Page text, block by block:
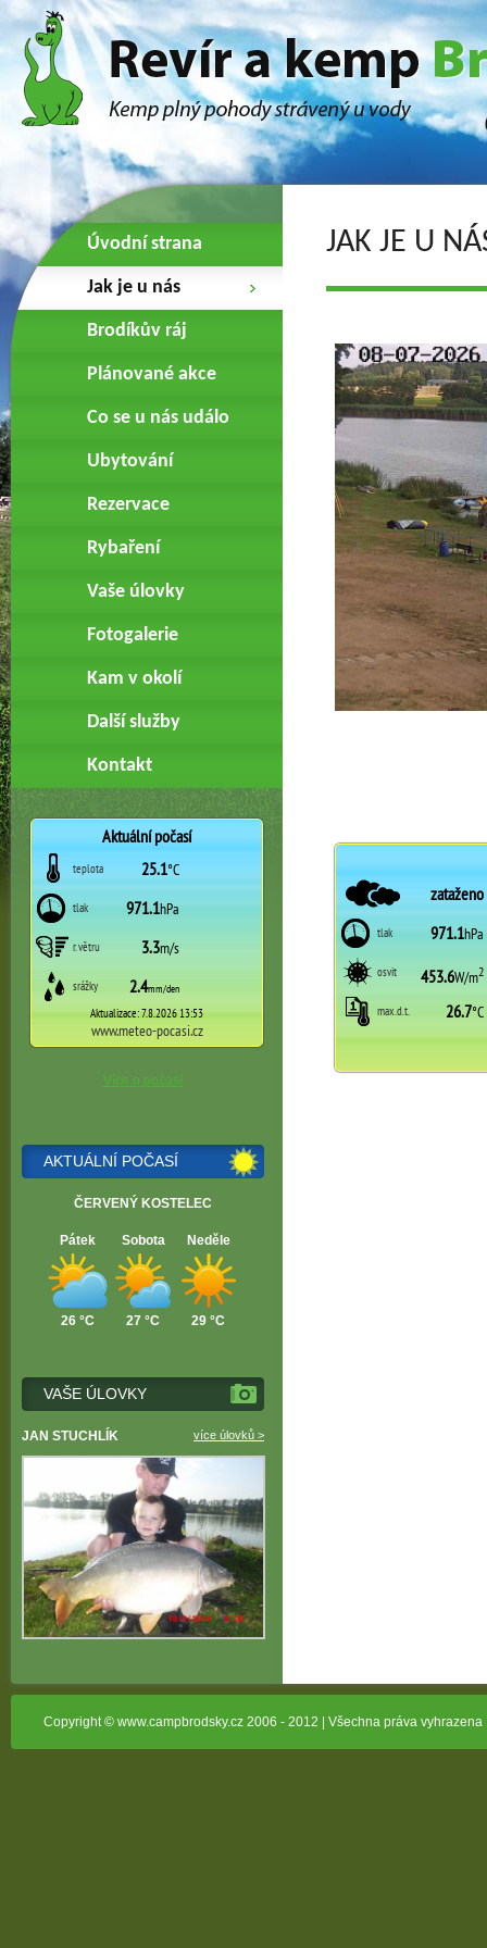
Úvodní strana
Jak je u nás
Brodíkův ráj
Plánované akce
Co se u nás událo
Ubytování
Rezervace
Rybaření
Vaše úlovky
Fotogalerie
Kam v okolí
Další služby
Kontakt
Více o počasí
AKTUÁLNÍ POČASÍ
ČERVENÝ KOSTELEC
Pátek
26 °C
Sobota
27 °C
Neděle
29 °C
VAŠE ÚLOVKY
JAN STUCHLÍK více úlovků >
JAK JE U
Copyright © www.campbrodsky.cz 2006 - 2012 | Všechna práva vyhrazena